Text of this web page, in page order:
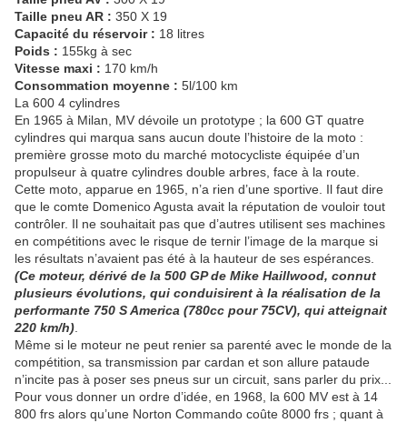
Taille pneu AR : 350 X 19
Capacité du réservoir : 18 litres
Poids : 155kg à sec
Vitesse maxi : 170 km/h
Consommation moyenne : 5l/100 km
La 600 4 cylindres
En 1965 à Milan, MV dévoile un prototype ; la 600 GT quatre
cylindres qui marqua sans aucun doute l’histoire de la moto :
première grosse moto du marché motocycliste équipée d’un
propulseur à quatre cylindres double arbres, face à la route.
Cette moto, apparue en 1965, n’a rien d’une sportive. Il faut dire
que le comte Domenico Agusta avait la réputation de vouloir tout
contrôler. Il ne souhaitait pas que d’autres utilisent ses machines
en compétitions avec le risque de ternir l’image de la marque si
les résultats n’avaient pas été à la hauteur de ses espérances.
(Ce moteur, dérivé de la 500 GP de Mike Haillwood, connut
plusieurs évolutions, qui conduisirent à la réalisation de la
performante 750 S America (780cc pour 75CV), qui atteignait
220 km/h)
Même si le moteur ne peut renier sa parenté avec le monde de la
compétition, sa transmission par cardan et son allure pataude
n’incite pas à poser ses pneus sur un circuit, sans parler du prix...
Pour vous donner un ordre d’idée, en 1968, la 600 MV est à 14
800 frs alors qu’une Norton Commando coûte 8000 frs ; quant à